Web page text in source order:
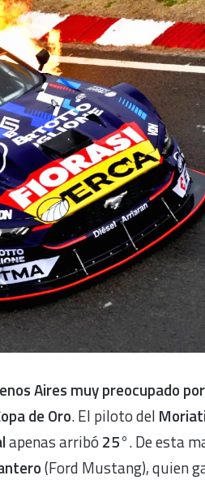
Aires muy preocupado
de Oro. El piloto del
apenas arribó 25°. De esta
(Ford Mustang), quien